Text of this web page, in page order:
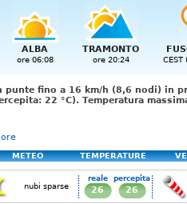
ALBA
ore 06:08
TRAMONTO
ore 20:24 CEST
punte fino a 16 km/h (8,6 nodi) in
22 °C). Temperatura
METEO TEMPERATURE
nubi sparse
reale
26
percepita
26